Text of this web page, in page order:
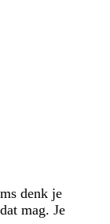
denk je
mag. Je